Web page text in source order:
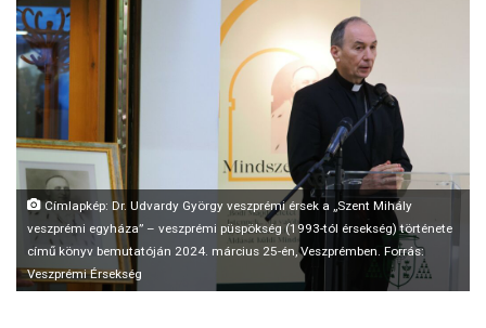
Címlapkép: Dr. Udvardy György veszprémi érsek a „Szent Mihály
veszprémi egyháza” – veszprémi püspökség (1993-tól érsekség) története
című könyv bemutatóján 2024. március 25-én, Veszprémben. Forrás:
Veszprémi Érsekség